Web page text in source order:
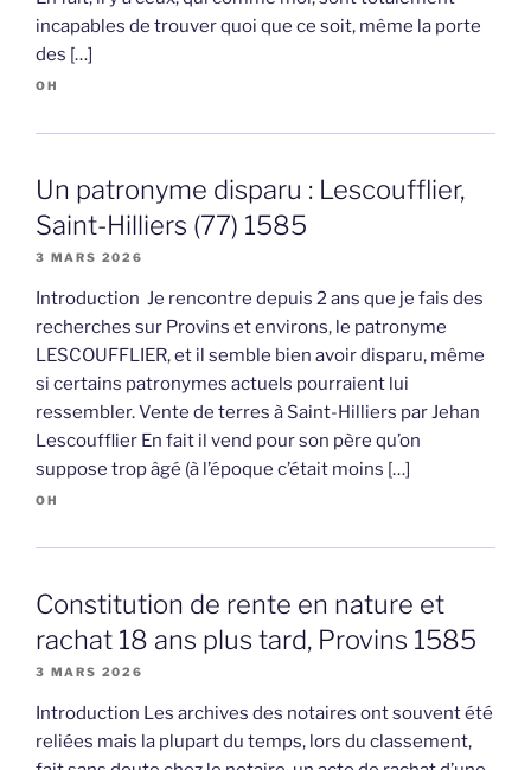
incapables de trouver quoi que ce soit, même la porte
des […]
OH
Un patronyme disparu : Lescoufflier,
Saint-Hilliers (77) 1585
3 MARS 2026
Introduction Je rencontre depuis 2 ans que je fais des
recherches sur Provins et environs, le patronyme
LESCOUFFLIER, et il semble bien avoir disparu, même
si certains patronymes actuels pourraient lui
ressembler. Vente de terres à Saint-Hilliers par Jehan
Lescoufflier En fait il vend pour son père qu’on
suppose trop âgé (à l’époque c’était moins […]
OH
Constitution de rente en nature et
rachat 18 ans plus tard, Provins 1585
3 MARS 2026
Introduction Les archives des notaires ont souvent été
reliées mais la plupart du temps, lors du classement,